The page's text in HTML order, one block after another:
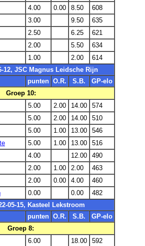
4.00 0.00 8.50
608
3.00 9.50
635
2.50 6.25
621
2.00 5.50
634
1.00 2.00
614
12, JSC Magnus Leidsche Rijn
punten O.R. S.B.
GP-elo
Groep 10:
5.00 2.00 14.00
574
5.00 2.00 14.00
510
5.00 1.00 13.00
546
5.00 1.00 13.00
516
4.00 12.00
490
2.00 1.00 2.00
463
2.00 0.00 4.00
460
0.00 0.00
482
05-15, Kasteel Lekstroom
punten O.R. S.B.
GP-elo
Groep 8:
6.00 18.00
592